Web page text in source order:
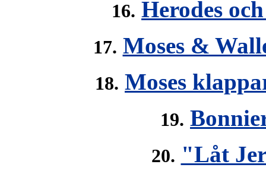
16. Herodes
17. Moses &
18. Moses
19.
20. "Låt